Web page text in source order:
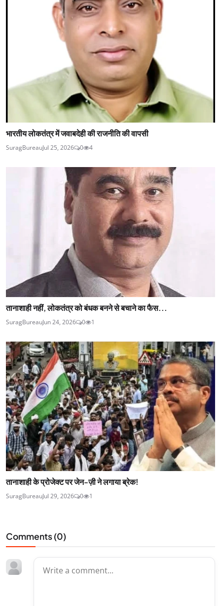
भारतीय लोकतंत्र में जवाबदेही की राजनीति की वापसी
SuragBureauJul 25, 2026 0 4
तानाशाही नहीं, लोकतंत्र को बंधक बनने से बचाने का फैस...
SuragBureauJun 24, 2026 0 1
तानाशाही के प्रोजेक्ट पर जेन-ज़ी ने लगाया ब्रेक!
SuragBureauJul 29, 2026 0 1
Comments (0)